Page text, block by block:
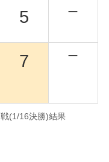
5 ー
7 ー
(1/16決勝)結果